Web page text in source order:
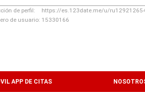
de perfil:
https://es.123date.me/u/
de usuario: 15330166
APP DE CITAS